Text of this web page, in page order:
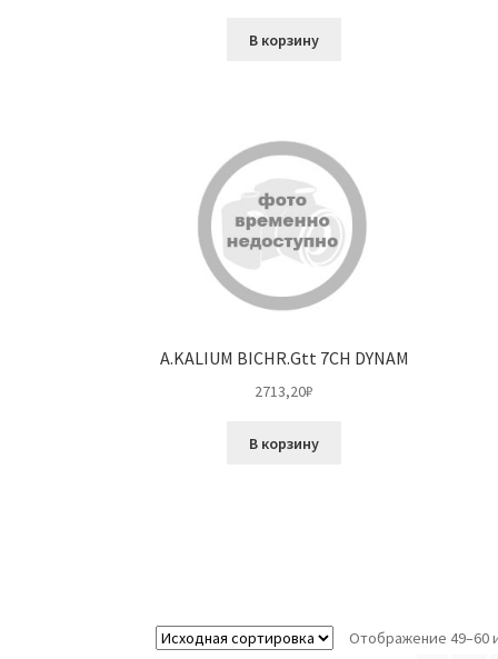
В корзину
A.KALIUM BICHR.Gtt 7CH DYNAM
2713,20₽
В корзину
Отображение 49–60